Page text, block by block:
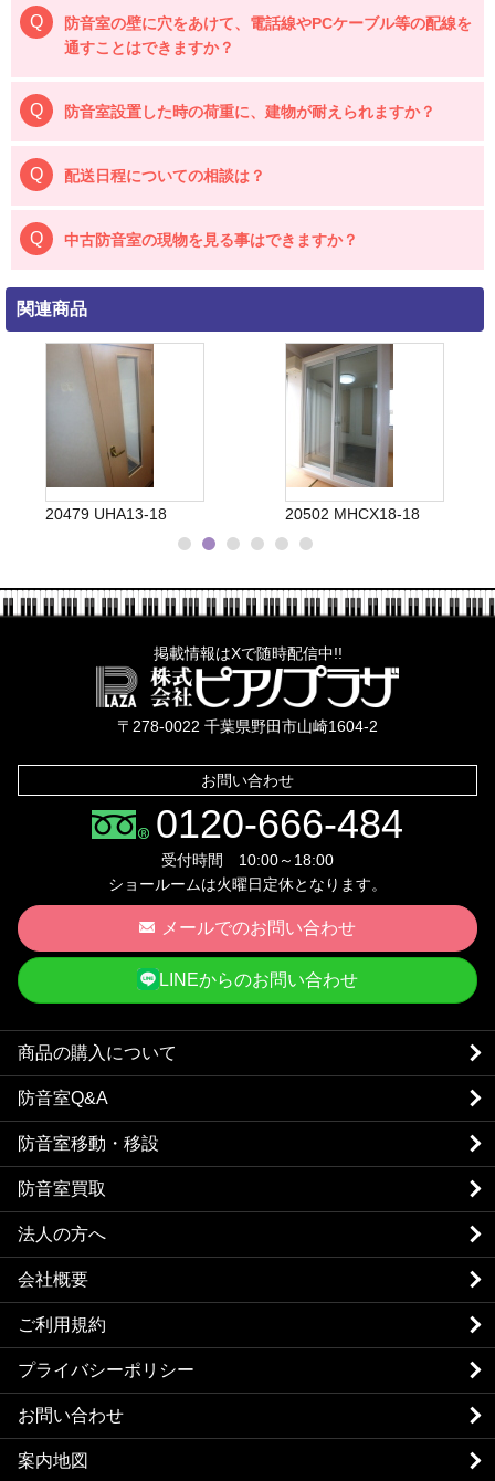
防音室の壁に穴をあけて、電話線やPCケーブル等の配線を
通すことはできますか？
防音室設置した時の荷重に、建物が耐えられますか？
配送日程についての相談は？
中古防音室の現物を見る事はできますか？
関連商品
20479 UHA13-18 20502 MHCX18-18
掲載情報はXで随時配信中!!
〒278-0022 千葉県野田市山崎1604-2
お問い合わせ
0120-666-484
受付時間 10:00～18:00
ショールームは火曜日定休となります。
メールでのお問い合わせ
LINEからのお問い合わせ
商品の購入について
防音室Q&A
防音室移動・移設
防音室買取
法人の方へ
会社概要
ご利用規約
プライバシーポリシー
お問い合わせ
案内地図